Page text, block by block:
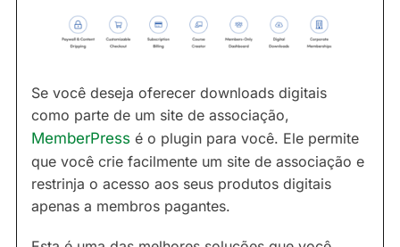
Se você deseja oferecer downloads digitais
como parte de um site de associação,
MemberPress é o plugin para você. Ele permite
que você crie facilmente um site de associação e
restrinja o acesso aos seus produtos digitais
apenas a membros pagantes.